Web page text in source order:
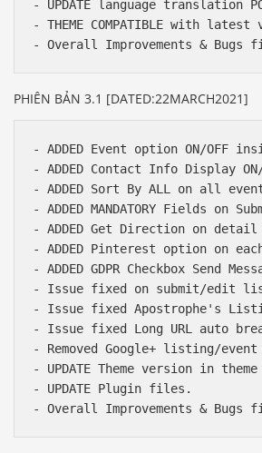
- UPDATE language translation
- THEME COMPATIBLE with
PHIÊN BẢN 3.1 [DATED:22MARCH2021]
- ADDED Event option ON/OFF
- ADDED Contact Info Display
- ADDED Sort By ALL on all
- ADDED MANDATORY Fields on
- ADDED Get Direction on
- ADDED Pinterest option on
- ADDED GDPR Checkbox
- Issue fixed on submit/edit
- Issue fixed Apostrophe's
- Issue fixed Long URL auto
- Removed Google+ listing/event
- UPDATE Theme version in
- UPDATE Plugin files.